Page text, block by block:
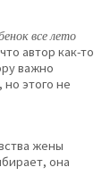
все лето
автор как-то
важно
этого не
жены
она